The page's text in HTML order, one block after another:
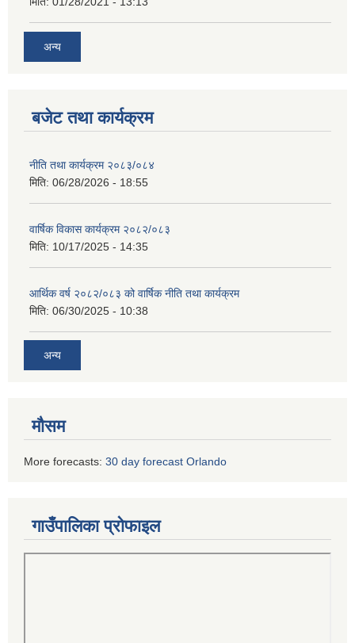
अन्य
बजेट तथा कार्यक्रम
नीति तथा कार्यक्रम २०८३/०८४
मिति: 06/28/2026 - 18:55
वार्षिक विकास कार्यक्रम २०८२/०८३
मिति: 10/17/2025 - 14:35
आर्थिक वर्ष २०८२/०८३ को वार्षिक नीति तथा कार्यक्रम
मिति: 06/30/2025 - 10:38
अन्य
मौसम
More forecasts: 30 day forecast Orlando
गाउँपालिका प्रोफाइल